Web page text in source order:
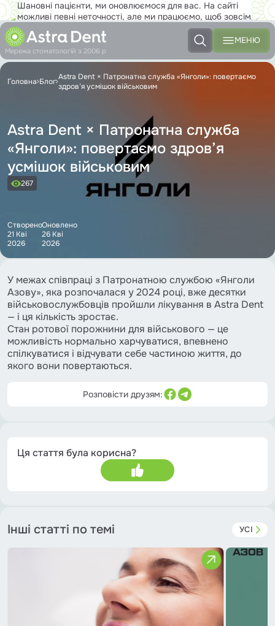
Шановні пацієнти, ми оновлюємося для вас. На сайті
можливі певні неточності, але ми працюємо, щоб зовсім
скоро ви з задоволенням користувалися новим сайтом на
повну!
Мережа стоматологій з 2006 р
МЕНЮ
Головна Блог Astra Dent × Патронатна служба «Янголи»: повертаємо
здров’я усмішок військовим
Astra Dent × Патронатна служба
«Янголи»: повертаємо здров’я
усмішок військовим
267
Створено
21 Кві
2026
Оновлено
26 Кві
2026
У межах співпраці з Патронатною службою «Янголи
Азову», яка розпочалася у 2024 році, вже десятки
військовослужбовців пройшли лікування в Astra Dent
— і ця кількість зростає.
Стан ротової порожнини для військового — це
можливість нормально харчуватися, впевнено
спілкуватися і відчувати себе частиною життя, до
якого вони повертаються.
Розповісти друзям:
Ця стаття була корисна?
Інші статті по темі УСІ